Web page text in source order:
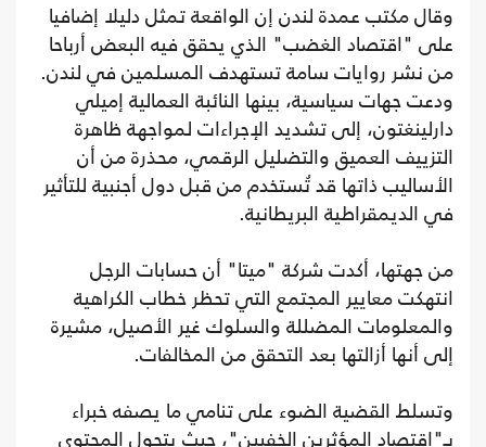
وقال مكتب عمدة لندن إن الواقعة تمثل دليلا إضافيا
على "اقتصاد الغضب" الذي يحقق فيه البعض أرباحا
من نشر روايات سامة تستهدف المسلمين في لندن.
ودعت جهات سياسية، بينها النائبة العمالية إميلي
دارلينغتون، إلى تشديد الإجراءات لمواجهة ظاهرة
التزييف العميق والتضليل الرقمي، محذرة من أن
الأساليب ذاتها قد تُستخدم من قبل دول أجنبية للتأثير
في الديمقراطية البريطانية.
من جهتها، أكدت شركة "ميتا" أن حسابات الرجل
انتهكت معايير المجتمع التي تحظر خطاب الكراهية
والمعلومات المضللة والسلوك غير الأصيل، مشيرة
إلى أنها أزالتها بعد التحقق من المخالفات.
وتسلط القضية الضوء على تنامي ما يصفه خبراء
بـ"اقتصاد المؤثرين الخفيين"، حيث يتحول المحتوى